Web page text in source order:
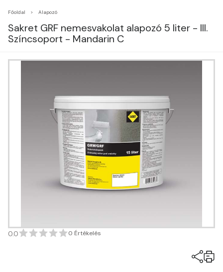
Főoldal Alapozó
Sakret GRF nemesvakolat alapozó 5 liter - III.
Színcsoport - Mandarin C
0.0 0 Értékelés